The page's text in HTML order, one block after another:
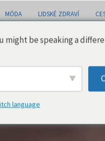
MÓDA LIDSKÉ ZDRAVÍ
might be speaking a
language